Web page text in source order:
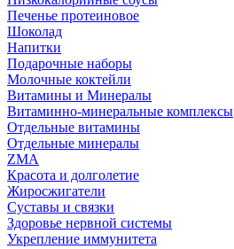
Печенье протеиновое
Шоколад
Напитки
Подарочные наборы
Молочные коктейли
Витамины и Минералы
Витаминно-минеральные комплексы
Отдельные витамины
Отдельные минералы
ZMA
Красота и долголетие
Жиросжигатели
Суставы и связки
Здоровье нервной системы
Укрепление иммунитета